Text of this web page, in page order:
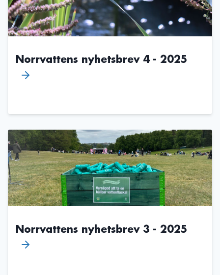
Norrvattens nyhetsbrev 4 - 2025
Norrvattens nyhetsbrev 3 - 2025